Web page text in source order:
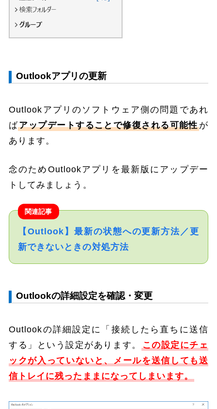
Outlookアプリの更新
Outlookアプリのソフトウェア側の問題であれ
ばアップデートすることで修復される可能性が
あります。
念のためOutlookアプリを最新版にアップデー
トしてみましょう。
関連記事
【Outlook】最新の状態への更新方法／更
新できないときの対処方法
Outlookの詳細設定を確認・変更
Outlookの詳細設定に「接続したら直ちに送信
する」という設定があります。
この設定にチェ
ックが入っていないと、メールを送信しても送
信トレイに残ったままになってしまいます。